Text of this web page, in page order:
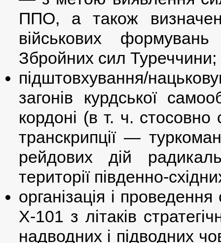
ППО, а також
військових
Збройних сил Туреччини;
підштовхування/
загонів курдської
кордоні (в т. ч. стосовно
транскрипції —
рейдових дій
території південно-
організація і
Х-101 з літаків
надводних і підводних